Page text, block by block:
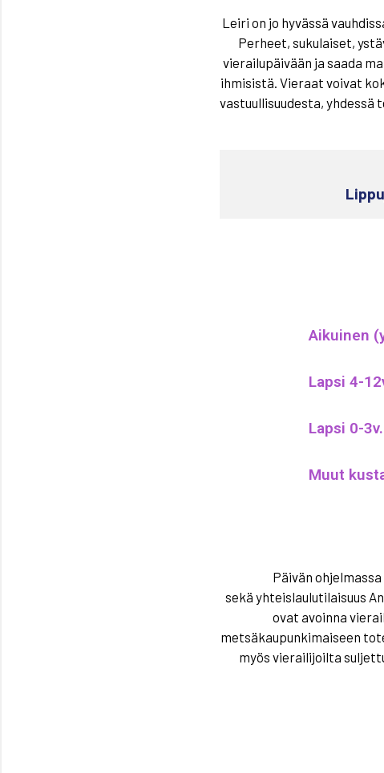
Leiri on jo hyvässä
Perheet, sukulaiset,
vierailupäivään ja saada
ihmisistä. Vieraat voivat
vastuullisuudesta, yhdessä
Aikuinen
Lapsi 4-
Lapsi 0-3v.
Muut
Päivän
sekä yhteislaulutilaisuus
ovat avoinna
metsäkaupunkimaiseen
myös vierailijoilta